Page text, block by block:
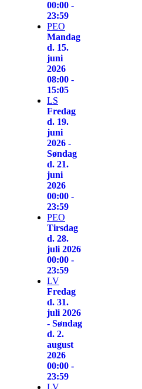
00:00 -
23:59
PEO
Mandag
d. 15.
juni
2026
08:00 -
15:05
LS
Fredag
d. 19.
juni
2026 -
Søndag
d. 21.
juni
2026
00:00 -
23:59
PEO
Tirsdag
d. 28.
juli 2026
00:00 -
23:59
LV
Fredag
d. 31.
juli 2026
- Søndag
d. 2.
august
2026
00:00 -
23:59
LV